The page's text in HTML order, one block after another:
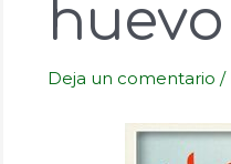
Deja un comentario /